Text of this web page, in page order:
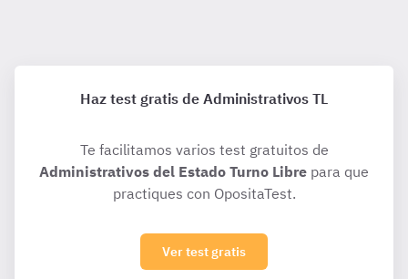
Haz test gratis de Administrativos TL
Te facilitamos varios test gratuitos de
Administrativos del Estado Turno Libre para que
practiques con OpositaTest.
Ver test gratis